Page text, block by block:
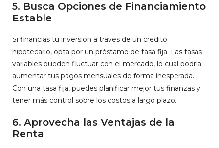
5. Busca Opciones de Financiamiento
Estable
Si financias tu inversión a través de un crédito
hipotecario, opta por un préstamo de tasa fija. Las tasas
variables pueden fluctuar con el mercado, lo cual podría
aumentar tus pagos mensuales de forma inesperada.
Con una tasa fija, puedes planificar mejor tus finanzas y
tener más control sobre los costos a largo plazo.
6. Aprovecha las Ventajas de la
Renta